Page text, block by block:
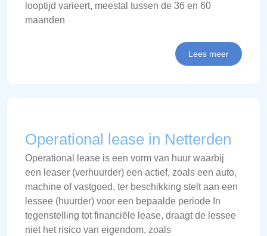
looptijd varieert, meestal tussen de 36 en 60
maanden
Lees meer
Operational lease in Netterden
Operational lease is een vorm van huur waarbij
een leaser (verhuurder) een actief, zoals een auto,
machine of vastgoed, ter beschikking stelt aan een
lessee (huurder) voor een bepaalde periode In
tegenstelling tot financiële lease, draagt de lessee
niet het risico van eigendom, zoals